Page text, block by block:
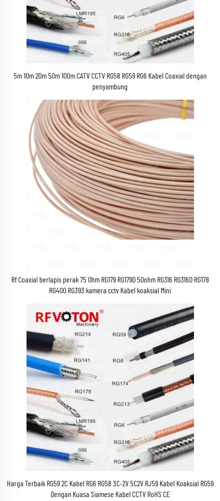
5m 10m 20m 50m 100m CATV CCTV RG58 RG59 RG6 Kabel Coaxial dengan
penyambung
Rf Coaxial berlapis perak 75 Ohm RG179 RG179D 50ohm RG316 RG316D RG178
RG400 RG393 kamera cctv Kabel koaksial Mini
Harga Terbaik RG59 2C Kabel RG6 RG58 3C-2V 5C2V RJ59 Kabel Koaksial RG59
Dengan Kuasa Siamese Kabel CCTV RoHS CE